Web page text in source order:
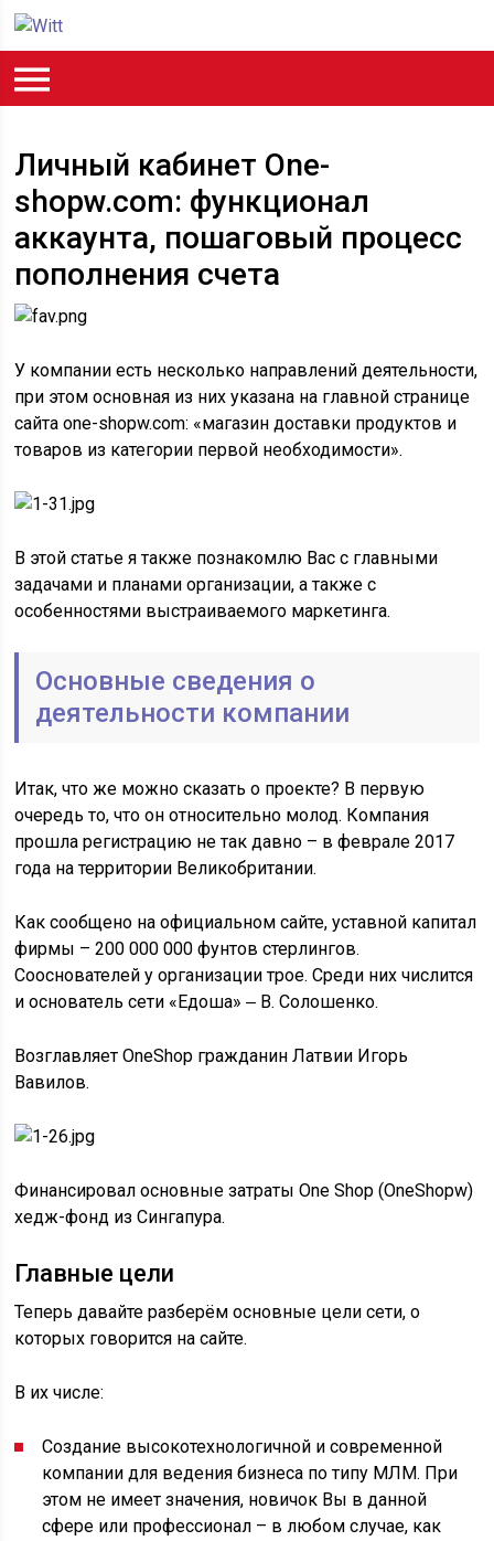
Личный кабинет One-
shopw.com: функционал
аккаунта, пошаговый процесс
пополнения счета
У компании есть несколько направлений деятельности,
при этом основная из них указана на главной странице
сайта one-shopw.com: «магазин доставки продуктов и
товаров из категории первой необходимости».
В этой статье я также познакомлю Вас с главными
задачами и планами организации, а также с
особенностями выстраиваемого маркетинга.
Основные сведения о
деятельности компании
Итак, что же можно сказать о проекте? В первую
очередь то, что он относительно молод. Компания
прошла регистрацию не так давно – в феврале 2017
года на территории Великобритании.
Как сообщено на официальном сайте, уставной капитал
фирмы – 200 000 000 фунтов стерлингов.
Сооснователей у организации трое. Среди них числится
и основатель сети «Едоша» ‒ В. Солошенко.
Возглавляет OneShop гражданин Латвии Игорь
Вавилов.
Финансировал основные затраты One Shop (OneShopw)
хедж-фонд из Сингапура.
Главные цели
Теперь давайте разберём основные цели сети, о
которых говорится на сайте.
В их числе:
Создание высокотехнологичной и современной
компании для ведения бизнеса по типу МЛМ. При
этом не имеет значения, новичок Вы в данной
сфере или профессионал – в любом случае, как